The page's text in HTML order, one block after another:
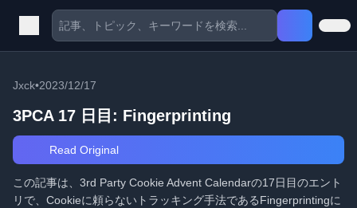
Jxck•2023/12/17
3PCA 17 日目: Fingerprinting
Read Original
この記事は、3rd Party Cookie Advent Calendarの17日目のエント
リで、Cookieに頼らないトラッキング手法であるFingerprintingに